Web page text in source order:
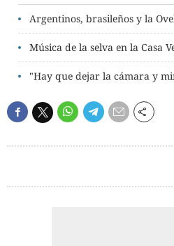
Argentinos, brasileños y la
Música de la selva en la Casa
"Hay que dejar la cámara y